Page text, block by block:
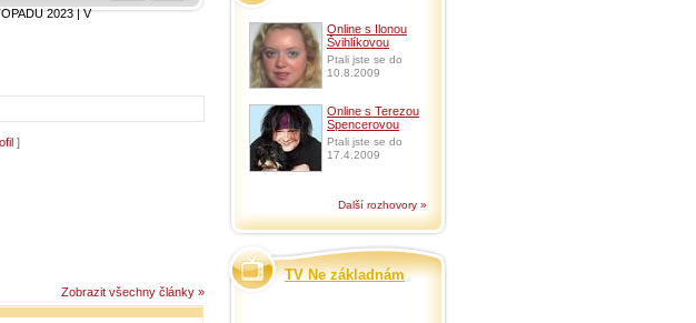
2023|V
]
Zobrazit všechny články »
Online s Ilonou
Švihlíkovou
Ptali jste se do
10.8.2009
Online s Terezou
Spencerovou
Ptali jste se do
17.4.2009
Další rozhovory »
TV Ne základnám